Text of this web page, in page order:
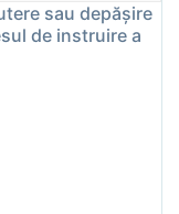
sau depăşire
de instruire a